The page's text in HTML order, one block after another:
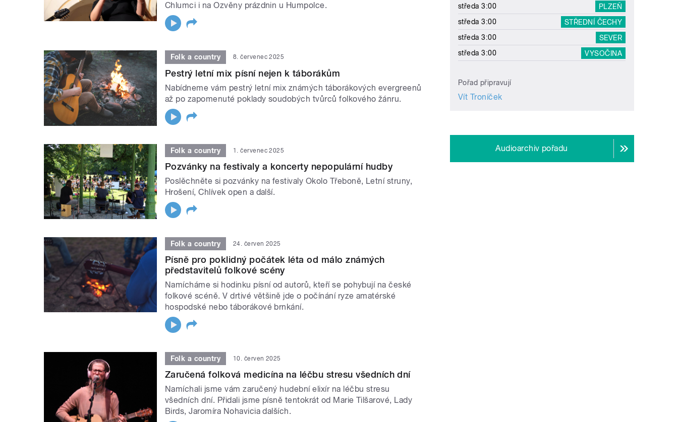
Chlumci i na Ozvěny prázdnin u Humpolce.
Folk a country 8. červenec 2025
Pestrý letní mix písní nejen k táborákům
Nabídneme vám pestrý letní mix známých táborákových evergreenů
až po zapomenuté poklady soudobých tvůrců folkového žánru.
Folk a country 1. červenec 2025
Pozvánky na festivaly a koncerty nepopulární hudby
Poslěchněte si pozvánky na festivaly Okolo Třeboně, Letní struny,
Hrošení, Chlívek open a další.
Folk a country 24. červen 2025
Písně pro poklidný počátek léta od málo známých
představitelů folkové scény
Namícháme si hodinku písní od autorů, kteří se pohybují na české
folkové scéně. V drtivé většině jde o počínání ryze amatérské
hospodské nebo táborákové brnkání.
Folk a country 10. červen 2025
Zaručená folková medicína na léčbu stresu všedních dní
Namíchali jsme vám zaručený hudební elixír na léčbu stresu
všedních dní. Přidali jsme písně tentokrát od Marie Tilšarové, Lady
Birds, Jaromíra Nohavicia dalších.
středa 3:00
PLZEŇ
středa 3:00
STŘEDNÍ ČECHY
středa 3:00
SEVER
středa 3:00
VYSOČINA
Pořad připravují
Vít Troníček
Audioarchiv pořadu